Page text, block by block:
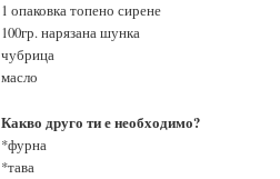
1 опаковка топено сирене
100гр. нарязана шунка
чубрица
масло
Какво друго ти е необходимо?
*фурна
*тава